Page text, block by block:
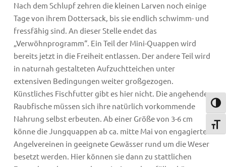
Nach dem Schlupf zehren die kleinen Larven noch einige
Tage von ihrem Dottersack, bis sie endlich schwimm- und
fressfähig sind. An dieser Stelle endet das
„Verwöhnprogramm“. Ein Teil der Mini-Quappen wird
bereits jetzt in die Freiheit entlassen. Der andere Teil wird
in naturnah gestalteten Aufzuchtteichen unter
extensiven Bedingungen weiter großgezogen.
Künstliches Fischfutter gibt es hier nicht. Die angehenden
Raubfische müssen sich ihre natürlich vorkommende
Nahrung selbst erbeuten. Ab einer Größe von 3-6 cm
könne die Jungquappen ab ca. mitte Mai von engagierten
Angelvereinen in geeignete Gewässer rund um die Weser
besetzt werden. Hier können sie dann zu stattlichen